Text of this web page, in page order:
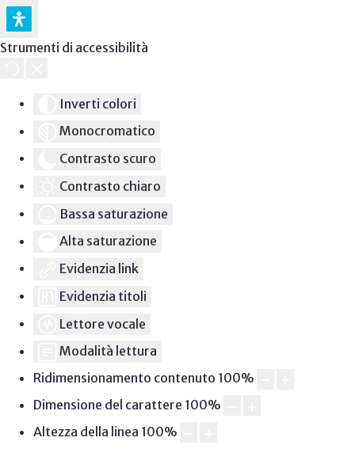
Strumenti di accessibilità
Inverti colori
Monocromatico
Contrasto scuro
Contrasto chiaro
Bassa saturazione
Alta saturazione
Evidenzia link
Evidenzia titoli
Lettore vocale
Modalità lettura
Ridimensionamento contenuto 100%
Dimensione del carattere 100%
Altezza della linea 100%